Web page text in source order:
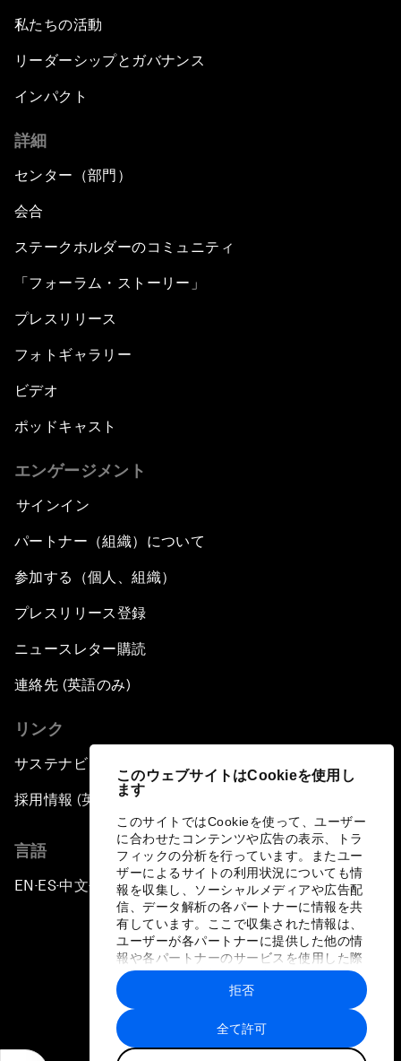
このウェブサイトはCookieを使用し
ます
このサイトではCookieを使って、ユーザー
に合わせたコンテンツや広告の表示、トラ
フィックの分析を行っています。またユー
ザーによるサイトの利用状況についても情
報を収集し、ソーシャルメディアや広告配
信、データ解析の各パートナーに情報を共
有しています。ここで収集された情報は、
ユーザーが各パートナーに提供した他の情
報や各パートナーのサービスを使用した際
に収集された情報と組み合わされ、各パー
トナーによって使用されることがありま
す。
全て許可
拒否
私たちの活動
リーダーシップとガバナンス
インパクト
詳細
センター（部門）
会合
ステークホルダーのコミュニティ
「フォーラム・ストーリー」
プレスリリース
フォトギャラリー
ビデオ
ポッドキャスト
エンゲージメント
サインイン
パートナー（組織）について
参加する（個人、組織）
プレスリリース登録
ニュースレター購読
連絡先 (英語のみ)
リンク
サステナビリティへの取り組み
採用情報 (英語のみ)
言語
EN ▪ES▪中文▪ 日本語
プライバシーポリシーと利用規約
サイトマップ